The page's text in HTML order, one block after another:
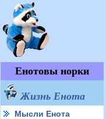
Енотовы норки
Жизнь Енота
Мысли Енота